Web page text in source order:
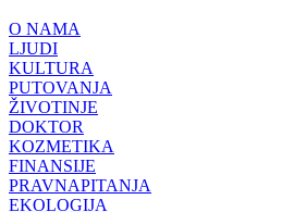
O NAMA
LJUDI
KULTURA
PUTOVANJA
ŽIVOTINJE
DOKTOR
KOZMETIKA
FINANSIJE
PRAVNAPITANJA
EKOLOGIJA